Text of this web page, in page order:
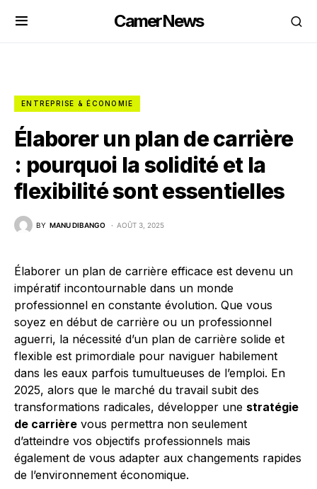
CamerNews
ENTREPRISE & ÉCONOMIE
Élaborer un plan de carrière
: pourquoi la solidité et la
flexibilité sont essentielles
BY MANU DIBANGO AOÛT 3, 2025
Élaborer un plan de carrière efficace est devenu un
impératif incontournable dans un monde
professionnel en constante évolution. Que vous
soyez en début de carrière ou un professionnel
aguerri, la nécessité d’un plan de carrière solide et
flexible est primordiale pour naviguer habilement
dans les eaux parfois tumultueuses de l’emploi. En
2025, alors que le marché du travail subit des
transformations radicales, développer une stratégie
de carrière vous permettra non seulement
d’atteindre vos objectifs professionnels mais
également de vous adapter aux changements rapides
de l’environnement économique.